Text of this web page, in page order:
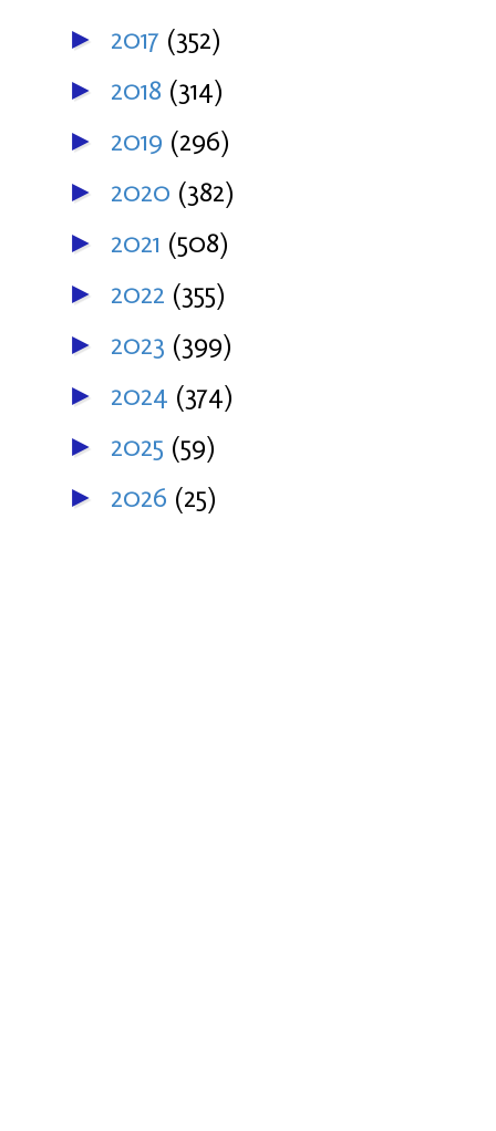
► 2017 (352)
► 2018 (314)
► 2019 (296)
► 2020 (382)
► 2021 (508)
► 2022 (355)
► 2023 (399)
► 2024 (374)
► 2025 (59)
► 2026 (25)